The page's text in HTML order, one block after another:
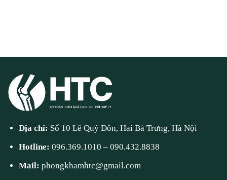
Địa chỉ: Số 10 Lê Quý Đôn, Hai Bà Trưng, Hà Nội
Hotline:096.369.1010 –090.432.8838
Mail:phongkhamhtc@gmail.com